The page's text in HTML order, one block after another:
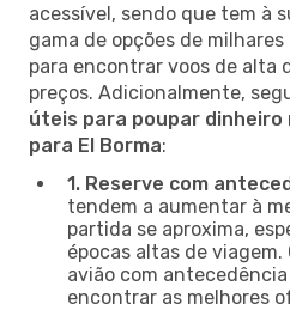
acessível, sendo que tem à
gama de opções de
para encontrar voos de alta
preços. Adicionalmente,
úteis para poupar dinheiro
para El Borma:
1. Reserve com
tendem a aumentar à
partida se aproxima,
épocas altas de
avião com
encontrar as melhores